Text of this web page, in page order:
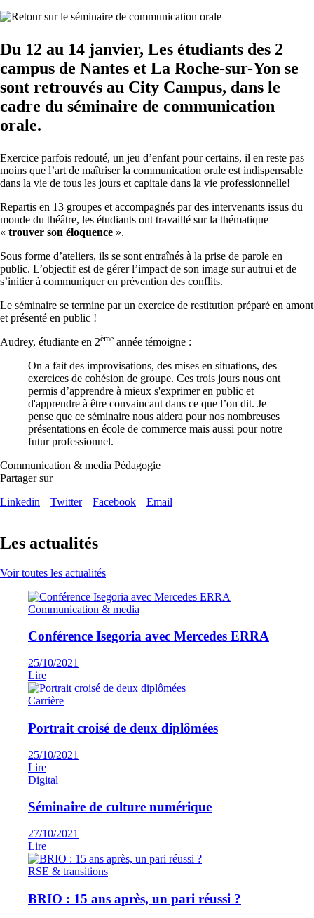
​​​​​​​Du 12 au 14 janvier, Les étudiants des 2
campus de Nantes et La Roche-sur-Yon se
sont retrouvés au City Campus, dans le
cadre du séminaire de communication
orale.
Exercice parfois redouté, un jeu d’enfant pour certains, il en reste pas
moins que l’art de maîtriser la communication orale est indispensable
dans la vie de tous les jours et capitale dans la vie professionnelle!
Repartis en 13 groupes et accompagnés par des intervenants issus du
monde du théâtre, les étudiants ont travaillé sur la thématique
« trouver son éloquence ».
Sous forme d’ateliers, ils se sont entraînés à la prise de parole en
public. L’objectif est de gérer l’impact de son image sur autrui et de
s’initier à communiquer en prévention des conflits.
Le séminaire se termine par un exercice de restitution préparé en amont
et présenté en public !
Audrey, étudiante en 2ème année témoigne :
On a fait des improvisations, des mises en situations, des
exercices de cohésion de groupe. Ces trois jours nous ont
permis d’apprendre à mieux s'exprimer en public et
d'apprendre à être convaincant dans ce que l’on dit. Je
pense que ce séminaire nous aidera pour nos nombreuses
présentations en école de commerce mais aussi pour notre
futur professionnel.
Communication & media Pédagogie
Partager sur
Linkedin
Twitter Facebook Email
Les actualités
Voir toutes les actualités
Communication & media
Conférence Isegoria avec Mercedes ERRA
25/10/2021
Lire
Carrière
Portrait croisé de deux diplômées
25/10/2021
Lire
Digital
Séminaire de culture numérique
27/10/2021
Lire
RSE & transitions
BRIO : 15 ans après, un pari réussi ?